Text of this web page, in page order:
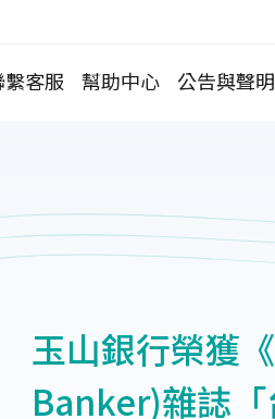
繫客服 幫助中心 公告與聲明
玉山銀行榮獲
Banker)雜誌「